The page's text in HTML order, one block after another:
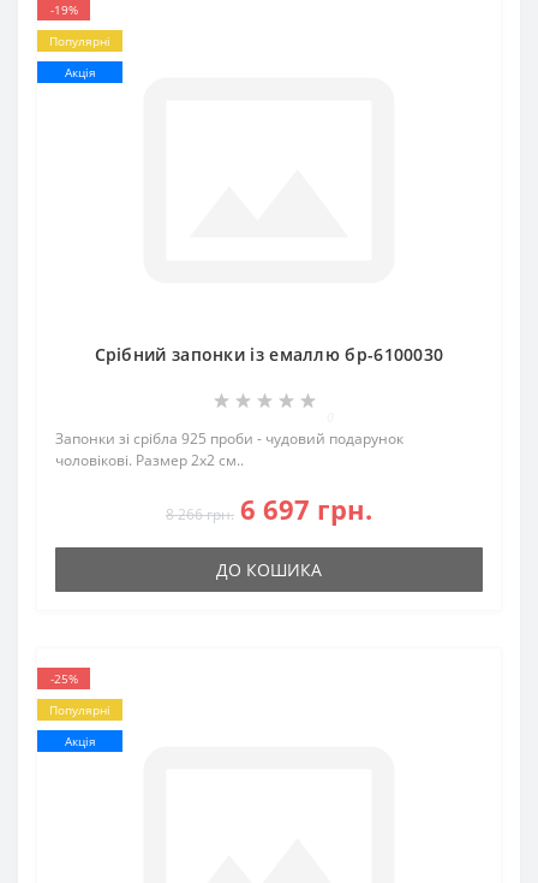
-19%
Популярні
Акція
Срібний запонки із емаллю бр-6100030
Запонки зі срібла 925 проби - чудовий подарунок
чоловікові. Размер 2х2 см..
8 266 грн. 6 697 грн.
ДО КОШИКА
-25%
Популярні
Акція